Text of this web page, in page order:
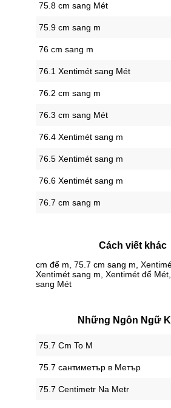
75.8 cm sang Mét
75.9 cm sang m
76 cm sang m
76.1 Xentimét sang Mét
76.2 cm sang m
76.3 cm sang Mét
76.4 Xentimét sang m
76.5 Xentimét sang m
76.6 Xentimét sang m
76.7 cm sang m
Cách viết khác
cm để m, 75.7 cm sang m,
Xentimét sang m, Xentimét để
sang Mét
Những Ngôn Ngữ
‎75.7 Cm To M
‎75.7 сантиметър в Метър
‎75.7 Centimetr Na Metr